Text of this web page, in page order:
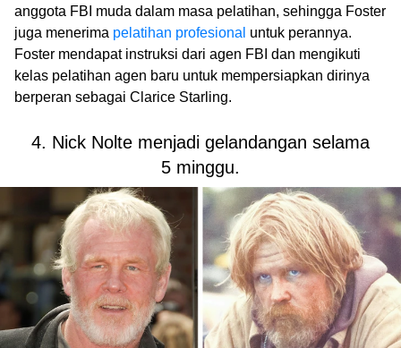
anggota FBI muda dalam masa pelatihan, sehingga Foster
juga menerima pelatihan profesional untuk perannya.
Foster mendapat instruksi dari agen FBI dan mengikuti
kelas pelatihan agen baru untuk mempersiapkan dirinya
berperan sebagai Clarice Starling.
4. Nick Nolte menjadi gelandangan selama
5 minggu.